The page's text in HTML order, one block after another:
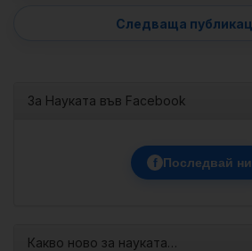
За Науката във Facebook
f Последвай ни
Какво ново за науката…